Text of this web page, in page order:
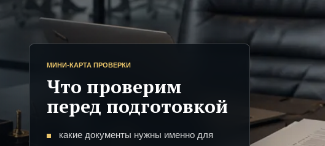
МИНИ-КАРТА ПРОВЕРКИ
Что проверим
перед подготовкой
какие документы нужны именно для